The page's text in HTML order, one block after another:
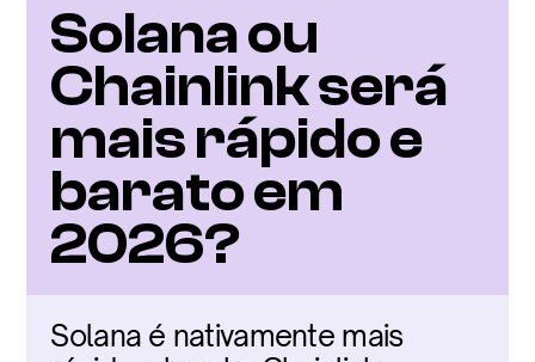
Solana ou
Chainlink será
mais rápido e
barato em
2026?
Solana é nativamente mais